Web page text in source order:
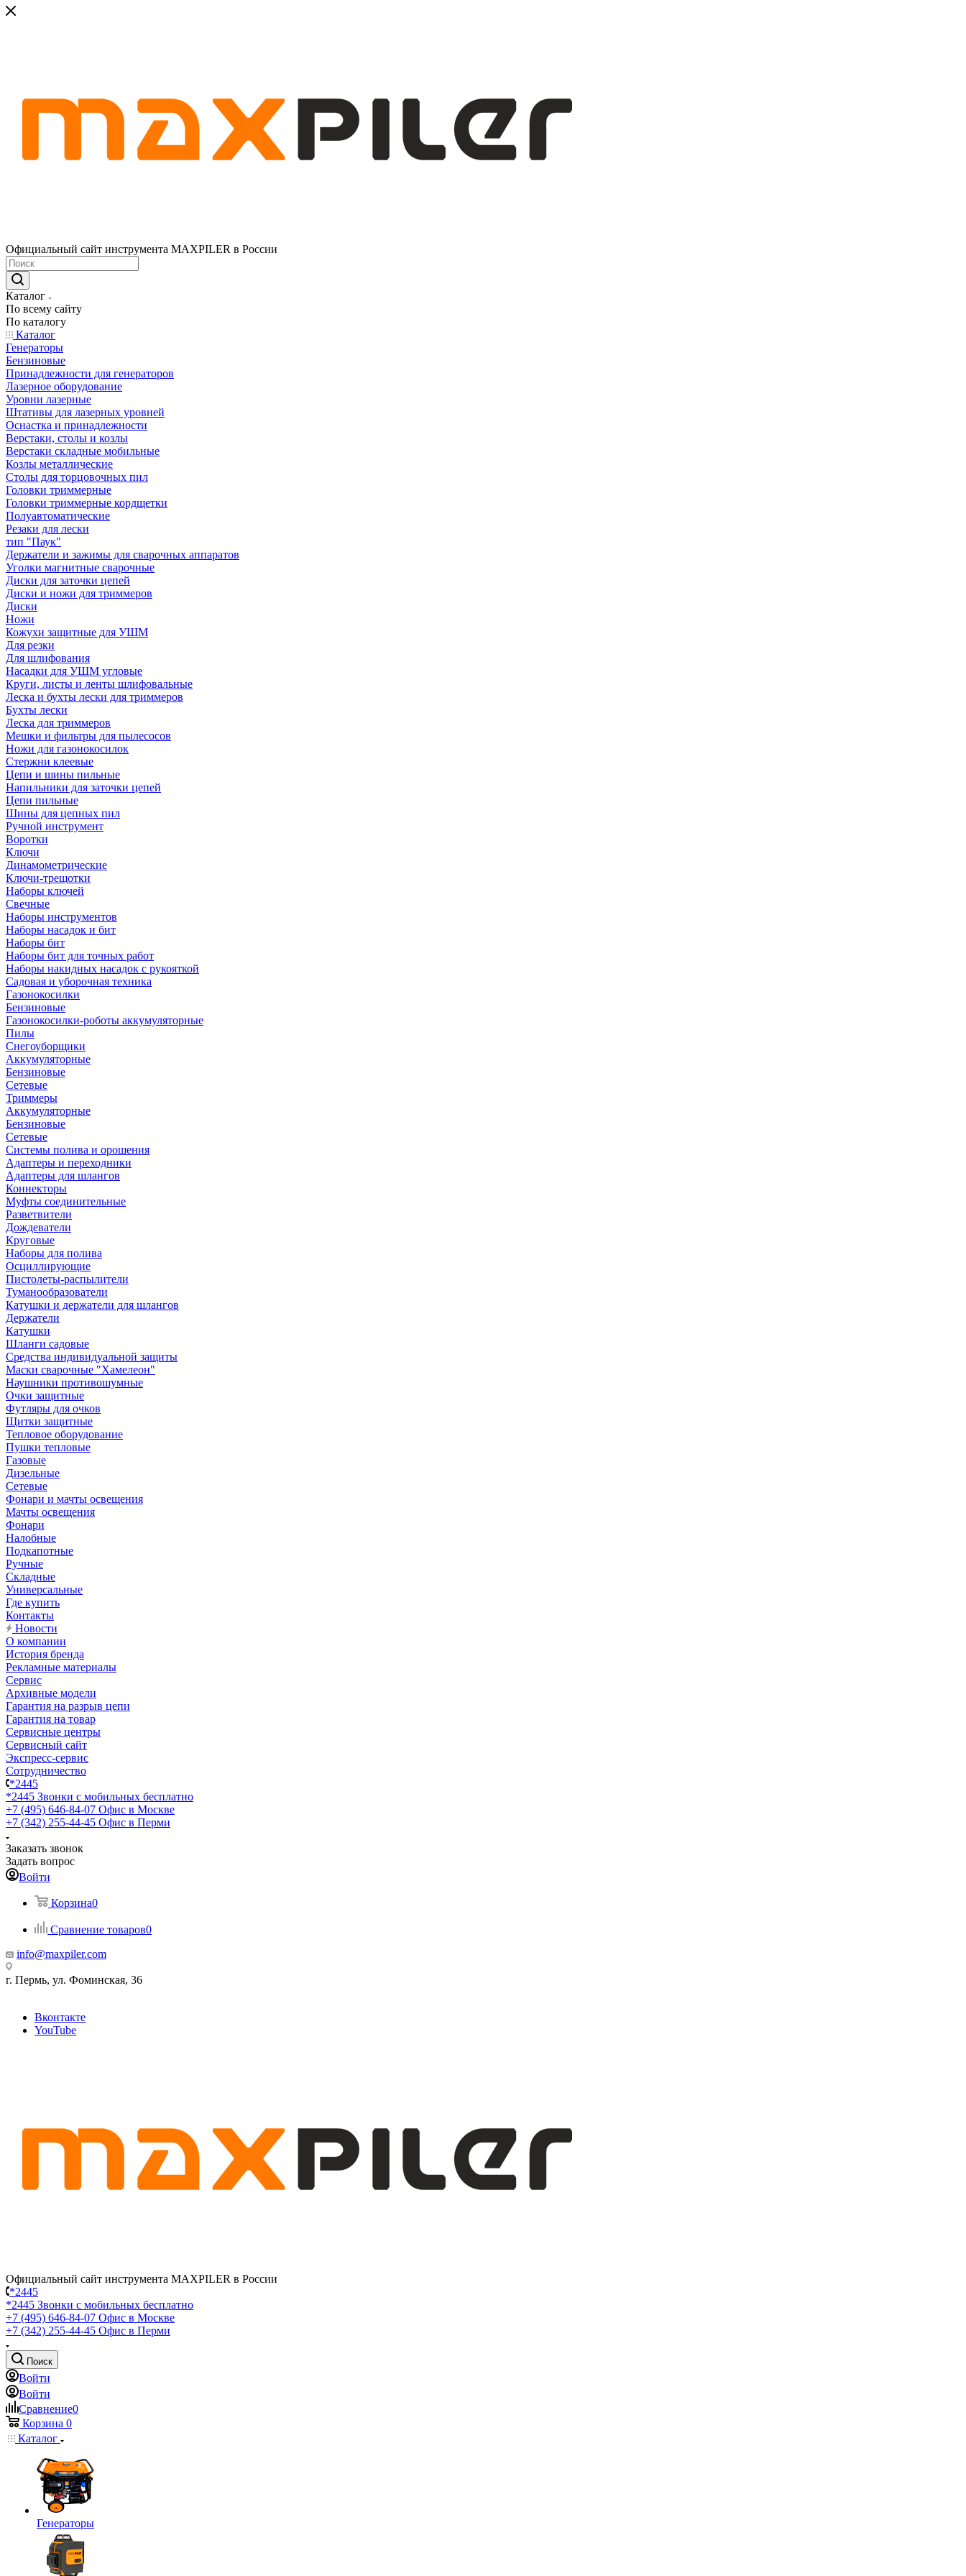
Официальный сайт инструмента MAXPILER в России
Каталог
По всему сайту
По каталогу
Каталог
Генераторы
Бензиновые
Принадлежности для генераторов
Лазерное оборудование
Уровни лазерные
Штативы для лазерных уровней
Оснастка и принадлежности
Верстаки, столы и козлы
Верстаки складные мобильные
Козлы металлические
Столы для торцовочных пил
Головки триммерные
Головки триммерные кордщетки
Полуавтоматические
Резаки для лески
тип "Паук"
Держатели и зажимы для сварочных аппаратов
Уголки магнитные сварочные
Диски для заточки цепей
Диски и ножи для триммеров
Диски
Ножи
Кожухи защитные для УШМ
Для резки
Для шлифования
Насадки для УШМ угловые
Круги, листы и ленты шлифовальные
Леска и бухты лески для триммеров
Бухты лески
Леска для триммеров
Мешки и фильтры для пылесосов
Ножи для газонокосилок
Стержни клеевые
Цепи и шины пильные
Напильники для заточки цепей
Цепи пильные
Шины для цепных пил
Ручной инструмент
Воротки
Ключи
Динамометрические
Ключи-трещотки
Наборы ключей
Свечные
Наборы инструментов
Наборы насадок и бит
Наборы бит
Наборы бит для точных работ
Наборы накидных насадок с рукояткой
Садовая и уборочная техника
Газонокосилки
Бензиновые
Газонокосилки-роботы аккумуляторные
Пилы
Снегоуборщики
Аккумуляторные
Бензиновые
Сетевые
Триммеры
Аккумуляторные
Бензиновые
Сетевые
Системы полива и орошения
Адаптеры и переходники
Адаптеры для шлангов
Коннекторы
Муфты соединительные
Разветвители
Дождеватели
Круговые
Наборы для полива
Осциллирующие
Пистолеты-распылители
Туманообразователи
Катушки и держатели для шлангов
Держатели
Катушки
Шланги садовые
Средства индивидуальной защиты
Маски сварочные "Хамелеон"
Наушники противошумные
Очки защитные
Футляры для очков
Щитки защитные
Тепловое оборудование
Пушки тепловые
Газовые
Дизельные
Сетевые
Фонари и мачты освещения
Мачты освещения
Фонари
Налобные
Подкапотные
Ручные
Складные
Универсальные
Где купить
Контакты
Новости
О компании
История бренда
Рекламные материалы
Сервис
Архивные модели
Гарантия на разрыв цепи
Гарантия на товар
Сервисные центры
Сервисный сайт
Экспресс-сервис
Сотрудничество
*2445
*2445 Звонки с мобильных бесплатно
+7 (495) 646-84-07 Офис в Москве
+7 (342) 255-44-45 Офис в Перми
Заказать звонок
Задать вопрос
Войти
Корзина0
Сравнение товаров0
info@maxpiler.com
г. Пермь, ул. Фоминская, 36
Вконтакте
YouTube
Официальный сайт инструмента MAXPILER в России
*2445
*2445 Звонки с мобильных бесплатно
+7 (495) 646-84-07 Офис в Москве
+7 (342) 255-44-45 Офис в Перми
Поиск
Войти
Войти
Сравнение0
Корзина 0
Каталог
Генераторы